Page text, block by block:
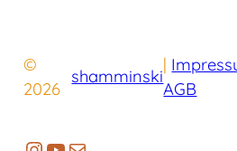
©
2026
shamminski
|
AGB